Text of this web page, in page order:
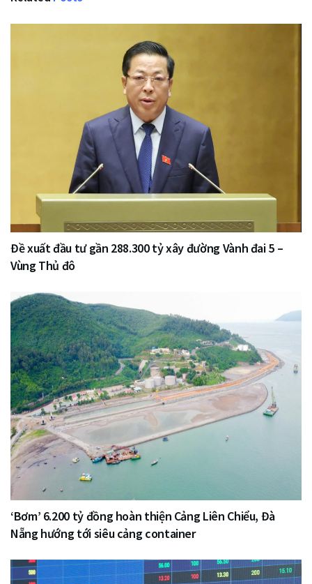
Đề xuất đầu tư gần 288.300 tỷ xây đường Vành đai 5 –
Vùng Thủ đô
‘Bơm’ 6.200 tỷ đồng hoàn thiện Cảng Liên Chiểu, Đà
Nẵng hướng tới siêu cảng container